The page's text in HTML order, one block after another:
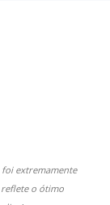
extremamente
o ótimo